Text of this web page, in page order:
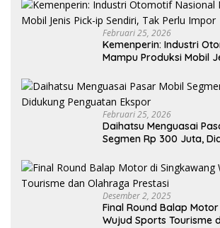
Februari 25, 2026
Kemenperin: Industri
Mampu Produksi Mobil
Februari 25, 2026
Daihatsu Menguasai
Segmen Rp 300 Juta,
Desember 2, 2025
Final Round Balap
Wujud Sports Tourisme